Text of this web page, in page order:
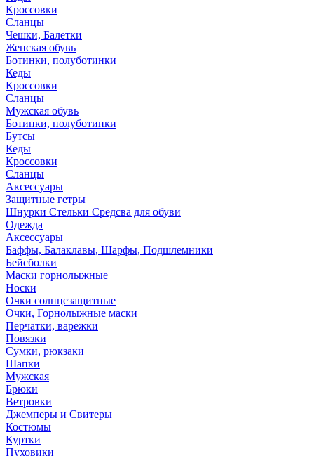
Кроссовки
Сланцы
Чешки, Балетки
Женская обувь
Ботинки, полуботинки
Кеды
Кроссовки
Сланцы
Мужская обувь
Ботинки, полуботинки
Бутсы
Кеды
Кроссовки
Сланцы
Аксессуары
Защитные гетры
Шнурки Стельки Средсва для обуви
Одежда
Аксессуары
Баффы, Балаклавы, Шарфы, Подшлемники
Бейсболки
Маски горнолыжные
Носки
Очки солнцезащитные
Очки, Горнолыжные маски
Перчатки, варежки
Повязки
Сумки, рюкзаки
Шапки
Мужская
Брюки
Ветровки
Джемперы и Свитеры
Костюмы
Куртки
Пуховики